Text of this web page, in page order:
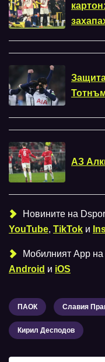
АЗ
Новините на
YouTube, TikTok и
Мобилният Аpp на
Android и iOS
ПАОК Славия
Кирил Десподов